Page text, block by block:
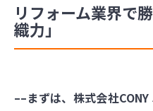
リフォーム業界で
織力」
––まずは、株式会社